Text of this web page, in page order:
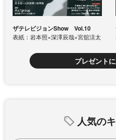
ザテレビジョンShow Vol.10
表紙：岩本照×深澤辰哉×宮舘涼太
プレゼント
人気の